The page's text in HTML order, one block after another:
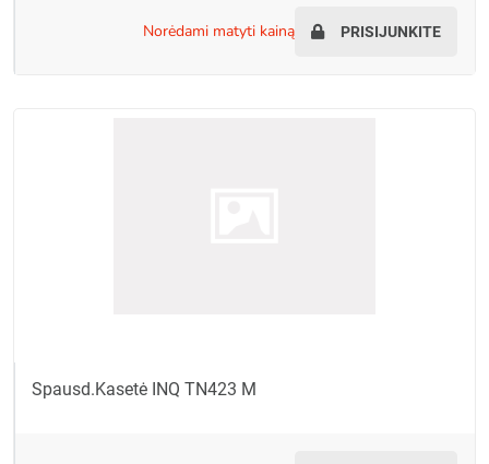
norėdami matyti kainą PRISIJUNKITE
Spausd.kasetė INQ TN423 M